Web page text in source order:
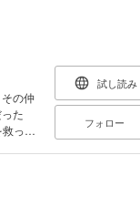
の仲
た
った
試し読み
フォロー